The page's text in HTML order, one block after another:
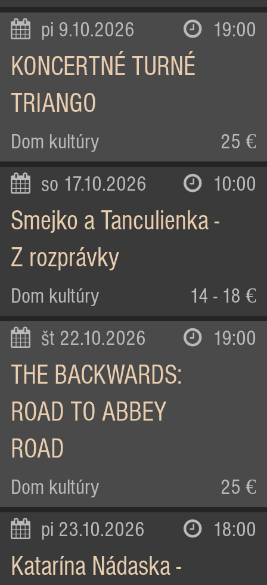
pi 9.10.2026 19:00
KONCERTNÉ TURNÉ
TRIANGO
Dom kultúry 25 €
so 17.10.2026 10:00
Smejko a Tanculienka -
Z rozprávky
Dom kultúry 14 - 18 €
št 22.10.2026 19:00
THE BACKWARDS:
ROAD TO ABBEY
ROAD
Dom kultúry 25 €
pi 23.10.2026 18:00
Katarína Nádaska -